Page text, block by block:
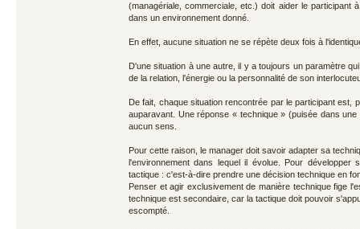
(managériale, commerciale, etc.) doit aider le participant
dans un environnement donné.
En effet, aucune situation ne se répète deux fois à
D'une situation à une autre, il y a toujours un paramètre
de la relation, l'énergie ou la personnalité de son
De fait, chaque situation rencontrée par le participant est,
auparavant. Une réponse « technique » (puisée dans
aucun sens.
Pour cette raison, le manager doit savoir adapter sa
l'environnement dans lequel il évolue. Pour
tactique : c'est-à-dire prendre une décision technique en
Penser et agir exclusivement de manière technique fige
technique est secondaire, car la tactique doit pouvoir
escompté.